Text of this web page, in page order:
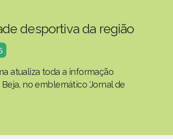
desportiva da região
atualiza toda a informação
no emblemático 'Jornal de